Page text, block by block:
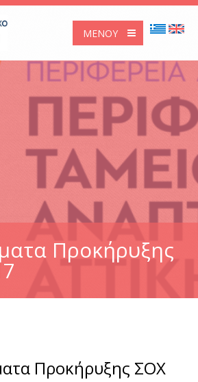
ΜΕΝΟΎ
Προκήρυξης
Προκήρυξης ΣΟΧ